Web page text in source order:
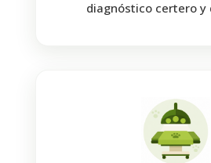
diagnóstico certero y